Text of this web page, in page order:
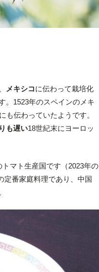
メキシコに伝わって栽培化
。1523年のスペインのメキ
も伝わっていたようです。
も遅い18世紀末にヨーロッ
マト生産国です（2023年の
定番家庭料理であり、中国